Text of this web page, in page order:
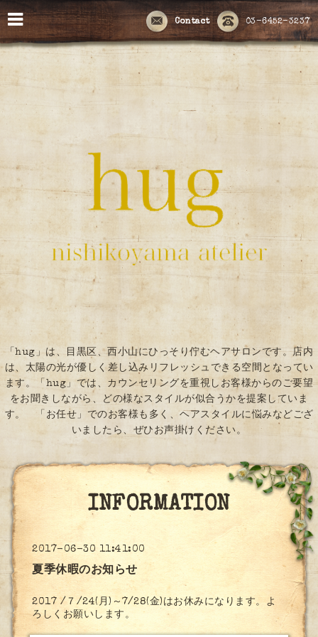
03-6452-3237
Contact
「hug」は、目黒区、西小山にひっそり佇むヘアサロンです。店内
は、太陽の光が優しく差し込みリフレッシュできる空間となってい
ます。「hug」では、カウンセリングを重視しお客様からのご要望
をお聞きしながら、どの様なスタイルが似合うかを提案していま
す。 「お任せ」でのお客様も多く、ヘアスタイルに悩みなどござ
いましたら、ぜひお声掛けください。
INFORMATION
2017-06-30 11:41:00
夏季休暇のお知らせ
2017 /７/24(月)～7/28(金)はお休みになります。よ
ろしくお願いします。